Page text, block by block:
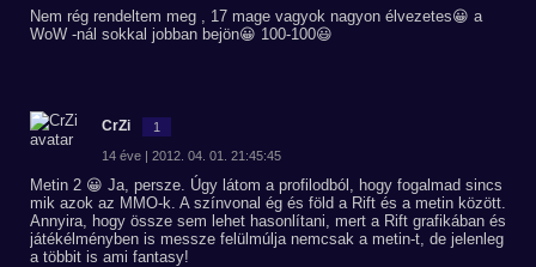
Nem rég rendeltem meg , 17 mage vagyok nagyon élvezetes😀 a
WoW -nál sokkal jobban bejön😀 100-100😃
CrZi 1
14 éve | 2012. 04. 01. 21:45:45
Metin 2 😀 Ja, persze. Úgy látom a profilodból, hogy fogalmad sincs
mik azok az MMO-k. A színvonal ég és föld a Rift és a metin között.
Annyira, hogy össze sem lehet hasonlítani, mert a Rift grafikában és
játékélményben is messze felülmúlja nemcsak a metin-t, de jelenleg
a többit is ami fantasy!